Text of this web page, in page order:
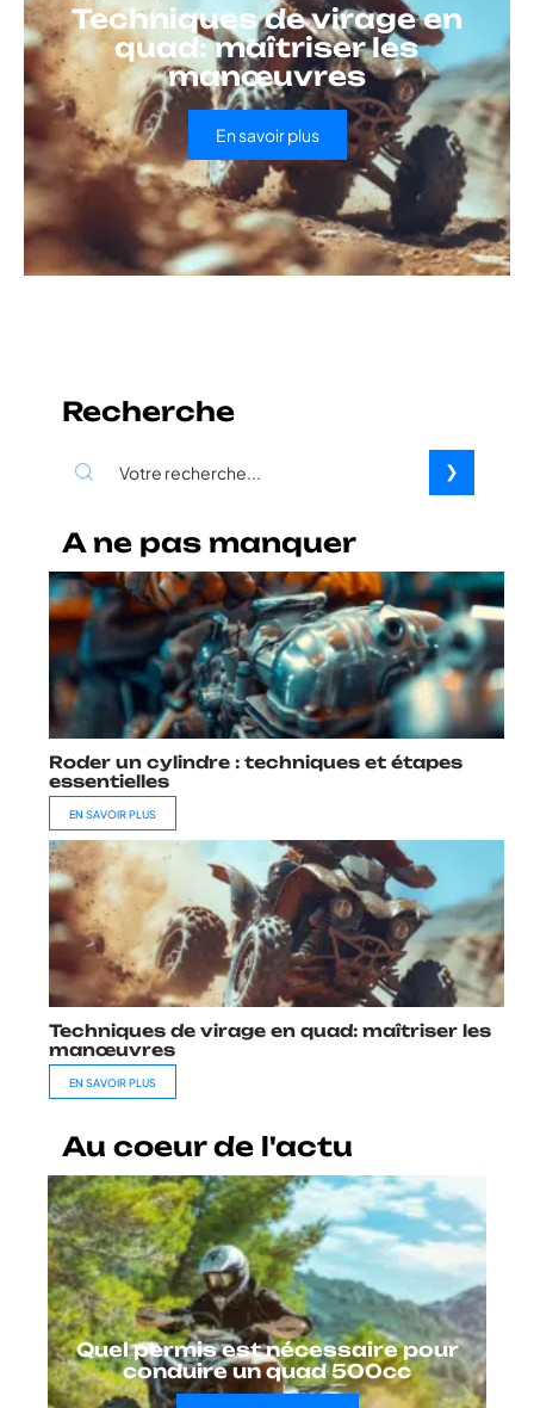
Techniques de virage en
quad: maîtriser les
manœuvres
En savoir plus
Recherche
A ne pas manquer
Roder un cylindre : techniques et étapes
essentielles
EN SAVOIR PLUS
Techniques de virage en quad: maîtriser les
manœuvres
EN SAVOIR PLUS
Au coeur de l'actu
Quel permis est nécessaire pour
conduire un quad 500cc